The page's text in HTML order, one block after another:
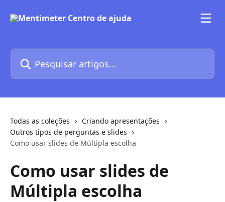
Pesquisar artigos...
Todas as coleções
Criando apresentações
Outros tipos de perguntas e slides
Como usar slides de Múltipla escolha
Como usar slides de
Múltipla escolha